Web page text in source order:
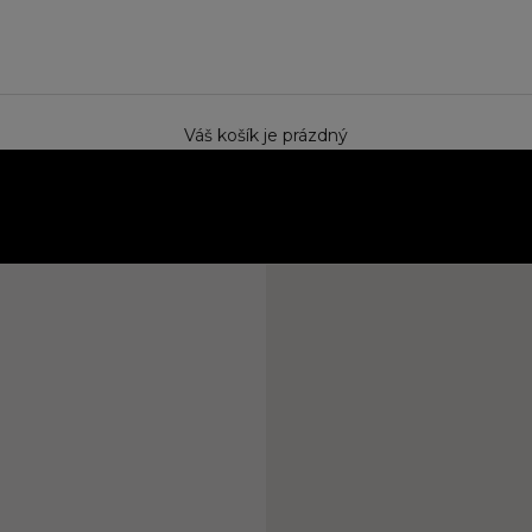
Váš košík je prázdný
Speciální cena